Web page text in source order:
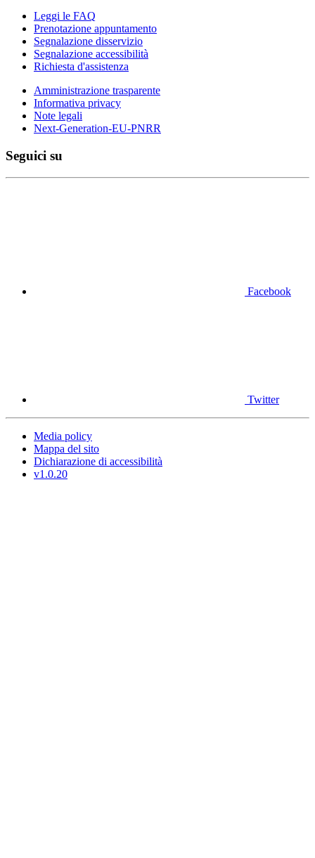
Leggi le FAQ
Prenotazione appuntamento
Segnalazione disservizio
Segnalazione accessibilità
Richiesta d'assistenza
Amministrazione trasparente
Informativa privacy
Note legali
Next-Generation-EU-PNRR
Seguici su
Facebook
Twitter
Media policy
Mappa del sito
Dichiarazione di accessibilità
v1.0.20